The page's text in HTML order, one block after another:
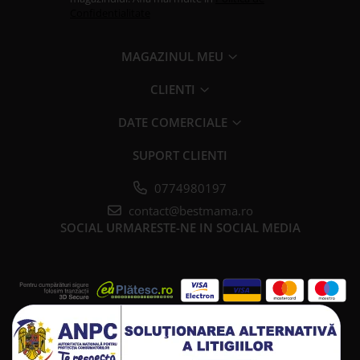
MAGAZINUL MEU
CLIENTI
DATE COMERCIALE
SUPORT CLIENTI
0774980197
contact@bestmama.ro
SOCIAL URMARESTE-NE IN SOCIAL MEDIA